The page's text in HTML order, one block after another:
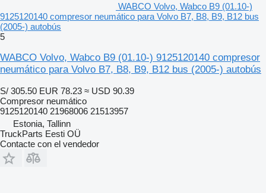
WABCO Volvo, Wabco B9 (01.10-)
9125120140 compresor neumático para Volvo B7, B8, B9, B12 bus
(2005-) autobús
5
WABCO Volvo, Wabco B9 (01.10-) 9125120140 compresor
neumático para Volvo B7, B8, B9, B12 bus (2005-) autobús
S/ 305.50 EUR 78.23 ≈ USD 90.39
Compresor neumático
9125120140 21968006 21513957
Estonia, Tallinn
TruckParts Eesti OÜ
Contacte con el vendedor